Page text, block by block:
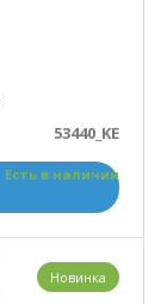
53440_KE
Есть в наличии
Новинка